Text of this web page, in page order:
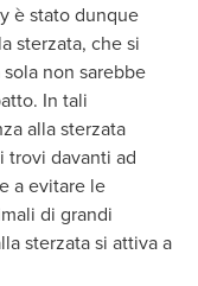
è stato dunque
sterzata, che si
non sarebbe
In tali
alla sterzata
trovi davanti ad
a evitare le
di grandi
sterzata si attiva a